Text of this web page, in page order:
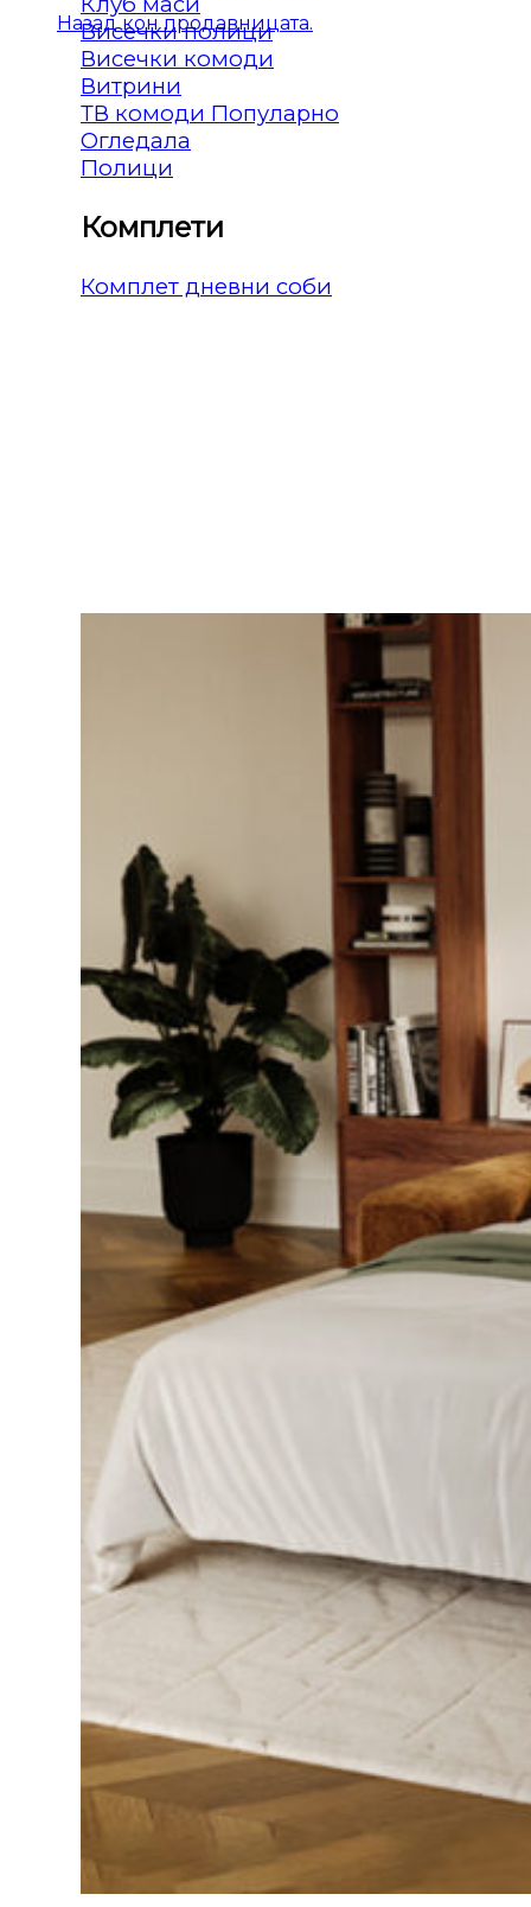
Назад кон продавницата.
Висечки полици
Висечки комоди
Витрини
ТВ комоди
Огледала
Полици
Комплети
Комплет дневни соби